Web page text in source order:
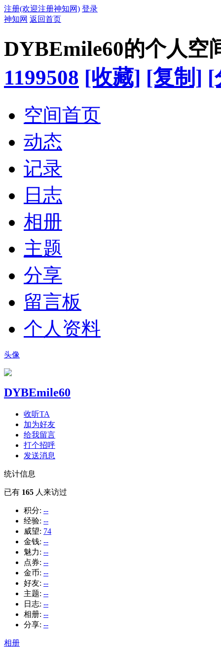
注册(欢迎注册神知网) 登录
神知网 返回首页
DYBEmile60的个人空
1199508 [收藏] [复制] [
空间首页
动态
记录
日志
相册
主题
分享
留言板
个人资料
头像
DYBEmile60
收听TA
加为好友
给我留言
打个招呼
发送消息
统计信息
已有 165 人来访过
积分: --
经验: --
威望: 74
金钱: --
魅力: --
点券: --
金币: --
好友: --
主题: --
日志: --
相册: --
分享: --
相册